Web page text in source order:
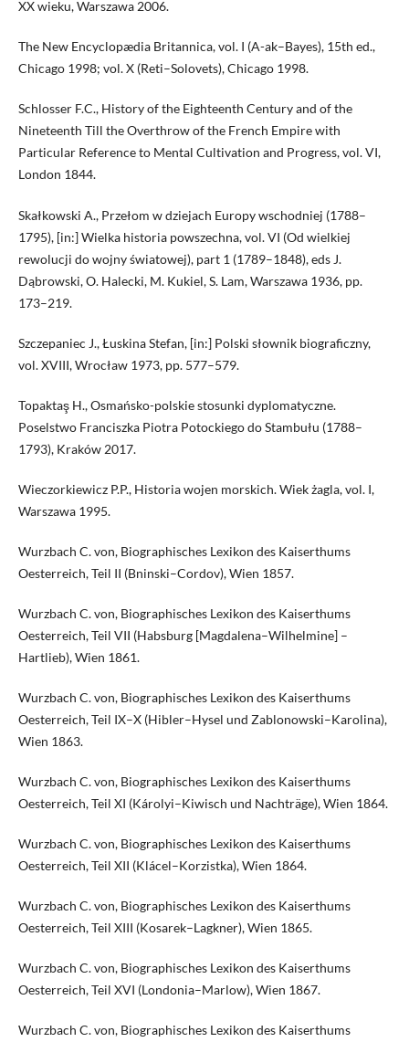
XX wieku, Warszawa 2006.
The New Encyclopædia Britannica, vol. I (A-ak–Bayes), 15th ed.,
Chicago 1998; vol. X (Reti–Solovets), Chicago 1998.
Schlosser F.C., History of the Eighteenth Century and of the
Nineteenth Till the Overthrow of the French Empire with
Particular Reference to Mental Cultivation and Progress, vol. VI,
London 1844.
Skałkowski A., Przełom w dziejach Europy wschodniej (1788–
1795), [in:] Wielka historia powszechna, vol. VI (Od wielkiej
rewolucji do wojny światowej), part 1 (1789–1848), eds J.
Dąbrowski, O. Halecki, M. Kukiel, S. Lam, Warszawa 1936, pp.
173–219.
Szczepaniec J., Łuskina Stefan, [in:] Polski słownik biograficzny,
vol. XVIII, Wrocław 1973, pp. 577–579.
Topaktaş H., Osmańsko-polskie stosunki dyplomatyczne.
Poselstwo Franciszka Piotra Potockiego do Stambułu (1788–
1793), Kraków 2017.
Wieczorkiewicz P.P., Historia wojen morskich. Wiek żagla, vol. I,
Warszawa 1995.
Wurzbach C. von, Biographisches Lexikon des Kaiserthums
Oesterreich, Teil II (Bninski–Cordov), Wien 1857.
Wurzbach C. von, Biographisches Lexikon des Kaiserthums
Oesterreich, Teil VII (Habsburg [Magdalena–Wilhelmine] –
Hartlieb), Wien 1861.
Wurzbach C. von, Biographisches Lexikon des Kaiserthums
Oesterreich, Teil IX–X (Hibler–Hysel und Zablonowski–Karolina),
Wien 1863.
Wurzbach C. von, Biographisches Lexikon des Kaiserthums
Oesterreich, Teil XI (Károlyi–Kiwisch und Nachträge), Wien 1864.
Wurzbach C. von, Biographisches Lexikon des Kaiserthums
Oesterreich, Teil XII (Klácel–Korzistka), Wien 1864.
Wurzbach C. von, Biographisches Lexikon des Kaiserthums
Oesterreich, Teil XIII (Kosarek–Lagkner), Wien 1865.
Wurzbach C. von, Biographisches Lexikon des Kaiserthums
Oesterreich, Teil XVI (Londonia–Marlow), Wien 1867.
Wurzbach C. von, Biographisches Lexikon des Kaiserthums